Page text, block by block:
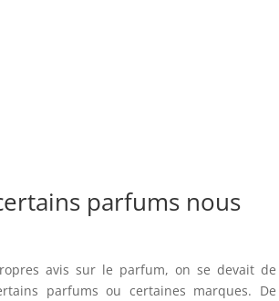
parfums nous
avis sur le parfum, on se devait de
parfums ou certaines marques. De